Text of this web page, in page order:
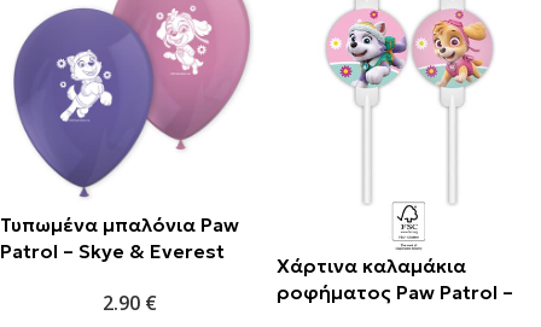
Τυπωμένα μπαλόνια Paw
Patrol – Skye & Everest
2.90 €
Χάρτινα καλαμάκια
ροφήματος Paw Patrol –